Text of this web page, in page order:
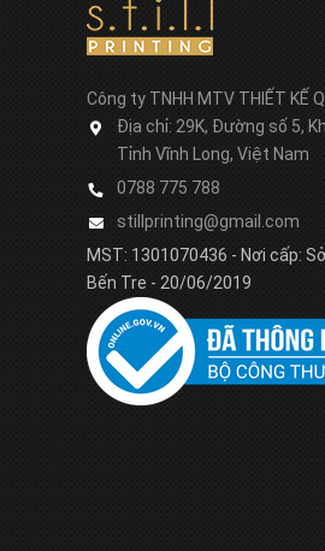
Công ty TNHH MTV THIẾT KẾ
Địa chỉ: 29K, Đường số 5,
Tỉnh Vĩnh Long, Việt Nam
0788 775 788
stillprinting@gmail.com
MST: 1301070436 - Nơi cấp:
Bến Tre - 20/06/2019